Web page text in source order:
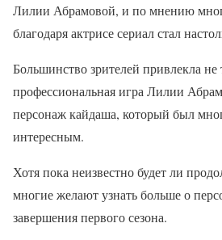
Лилии Абрамовой, и по мнению
благодаря актрисе сериал стал
Большинство зрителей привлекла не
профессиональная игра Лилии
персонаж кайдаша, который был
интересным.
Хотя пока неизвестно будет ли
многие желают узнать больше о
завершения первого сезона.